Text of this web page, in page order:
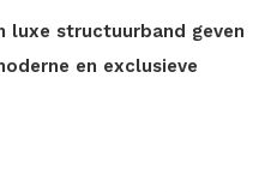
luxe structuurband geven
en exclusieve